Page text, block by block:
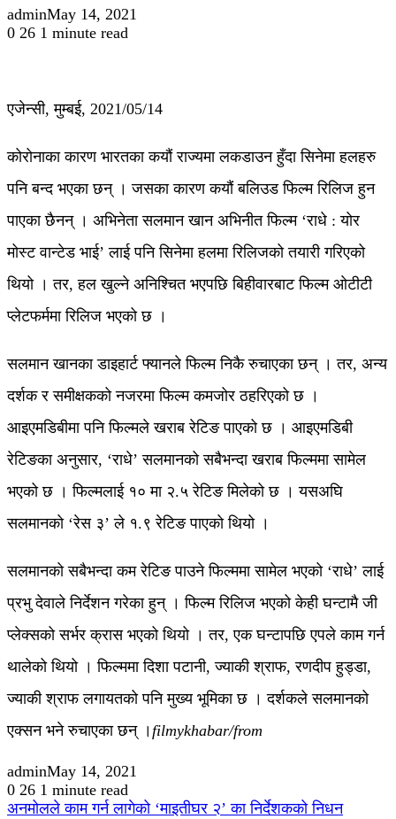
adminMay 14, 2021
0 26 1 minute read
एजेन्सी, मुम्बई, 2021/05/14
कोरोनाका कारण भारतका कयौं राज्यमा लकडाउन हुँदा सिनेमा हलहरु
पनि बन्द भएका छन् । जसका कारण कयौं बलिउड फिल्म रिलिज हुन
पाएका छैनन् । अभिनेता सलमान खान अभिनीत फिल्म ‘राधे : योर
मोस्ट वान्टेड भाई’ लाई पनि सिनेमा हलमा रिलिजको तयारी गरिएको
थियो । तर, हल खुल्ने अनिश्चित भएपछि बिहीवारबाट फिल्म ओटीटी
प्लेटफर्ममा रिलिज भएको छ ।
सलमान खानका डाइहार्ट फ्यानले फिल्म निकै रुचाएका छन् । तर, अन्य
दर्शक र समीक्षकको नजरमा फिल्म कमजोर ठहरिएको छ ।
आइएमडिबीमा पनि फिल्मले खराब रेटिङ पाएको छ । आइएमडिबी
रेटिङका अनुसार, ‘राधे’ सलमानको सबैभन्दा खराब फिल्ममा सामेल
भएको छ । फिल्मलाई १० मा २.५ रेटिङ मिलेको छ । यसअघि
सलमानको ‘रेस ३’ ले १.९ रेटिङ पाएको थियो ।
सलमानको सबैभन्दा कम रेटिङ पाउने फिल्ममा सामेल भएको ‘राधे’ लाई
प्रभु देवाले निर्देशन गरेका हुन् । फिल्म रिलिज भएको केही घन्टामै जी
प्लेक्सको सर्भर क्रास भएको थियो । तर, एक घन्टापछि एपले काम गर्न
थालेको थियो । फिल्ममा दिशा पटानी, ज्याकी श्राफ, रणदीप हुड्डा,
ज्याकी श्राफ लगायतको पनि मुख्य भूमिका छ । दर्शकले सलमानको
एक्सन भने रुचाएका छन् । filmykhabar/from
adminMay 14, 2021
0 26 1 minute read
अनमोलले काम गर्न लागेको ‘माइतीघर २’ का निर्देशकको निधन